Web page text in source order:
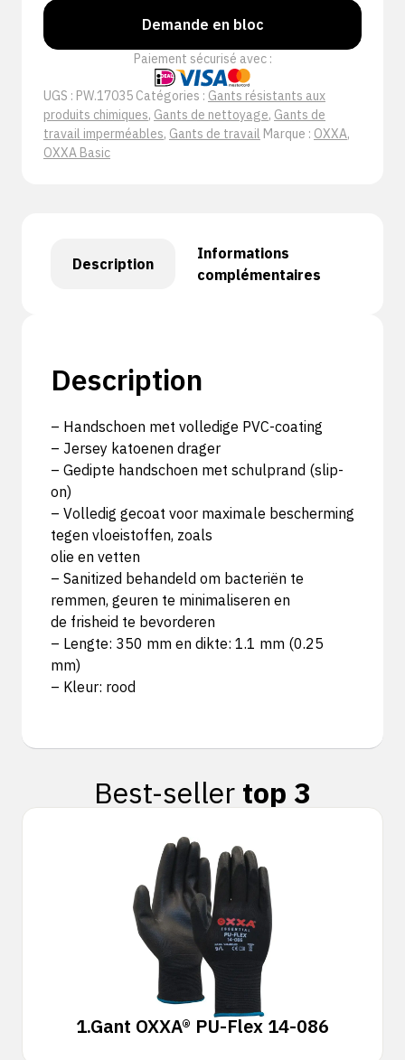
Demande en bloc
Paiement sécurisé avec :
UGS : PW.17035 Catégories : Gants résistants aux
produits chimiques, Gants de nettoyage, Gants de
travail imperméables, Gants de travail Marque : OXXA,
OXXA Basic
Description
Informations
complémentaires
Description
– Handschoen met volledige PVC-coating
– Jersey katoenen drager
– Gedipte handschoen met schulprand (slip-
on)
– Volledig gecoat voor maximale bescherming
tegen vloeistoffen, zoals
olie en vetten
– Sanitized behandeld om bacteriën te
remmen, geuren te minimaliseren en
de frisheid te bevorderen
– Lengte: 350 mm en dikte: 1.1 mm (0.25
mm)
– Kleur: rood
Best-seller top 3
1.Gant OXXA® PU-Flex 14-086